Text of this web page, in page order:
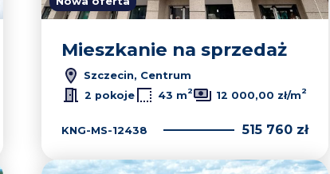
Mieszkanie na sprzedaż
Szczecin, Centrum
2 pokoje 43 m2 12 000,00 zł/m2
KNG-MS-12438 515 760 zł